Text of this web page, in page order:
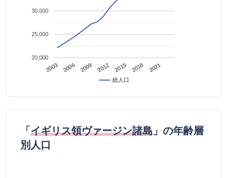
総人口
2003 2006 2009 2012 2015 2018 2021
20,000
25,000
30,000
「イギリス領ヴァージン諸島」の年齢層
別人口